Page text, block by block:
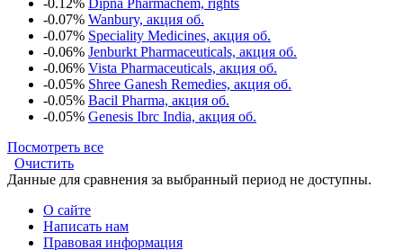
-0.07% Wanbury, акция об.
-0.07% Speciality Medicines, акция об.
-0.06% Jenburkt Pharmaceuticals, акция об.
-0.06% Vista Pharmaceuticals, акция об.
-0.05% Shree Ganesh Remedies, акция об.
-0.05% Bacil Pharma, акция об.
-0.05% Genesis Ibrc India, акция об.
Посмотреть все
Очистить
Данные для сравнения за выбранный период не доступны.
О сайте
Написать нам
Правовая информация